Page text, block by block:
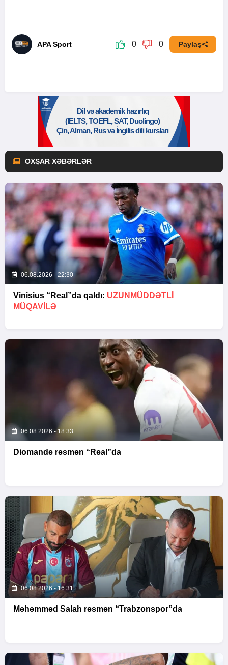
APA Sport 0 0 Paylaş
OXŞAR XƏBƏRLƏR
06.08.2026 - 22:30
Vinisius “Real”da qaldı: UZUNMÜDDƏTLİ
MÜQAVİLƏ
06.08.2026 - 18:33
Diomande rəsmən “Real”da
06.08.2026 - 16:31
Məhəmməd Salah rəsmən “Trabzonspor”da